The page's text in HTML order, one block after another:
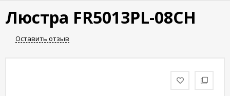
возврат
Новости
Люстра FR5013PL-08CH
Оставить отзыв